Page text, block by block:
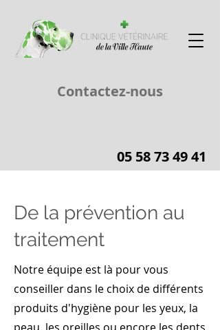
Contactez-nous
05 58 73 49 41
De la prévention au
traitement
Notre équipe est là pour vous
conseiller dans le choix de différents
produits d'hygiène pour les yeux, la